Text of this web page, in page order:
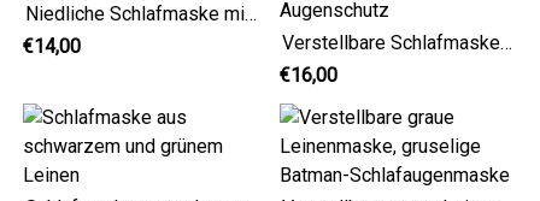
Niedliche Schlafmaske mit Polka-Dots
€14,00
Verstellbare Schlafmaske, lila geblümter Augenschutz
€16,00